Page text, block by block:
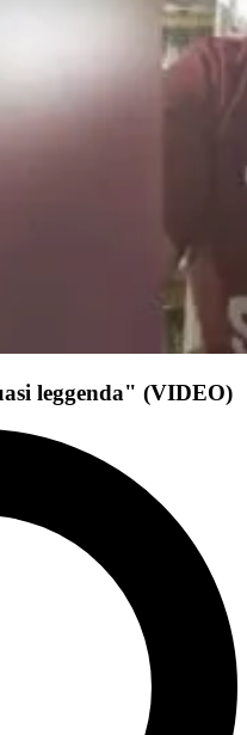
leggenda" (VIDEO)